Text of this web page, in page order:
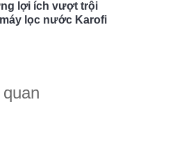
lợi ích vượt trội
lọc nước Karofi